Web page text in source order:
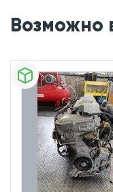
Возможно